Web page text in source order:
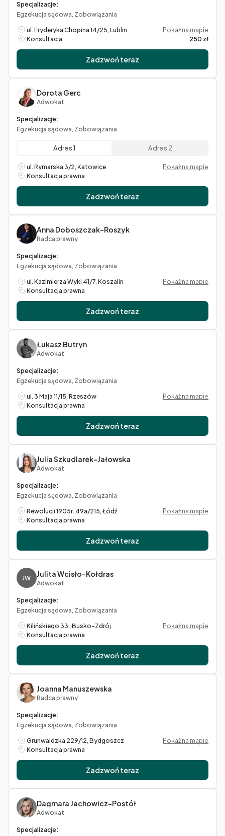
Specjalizacje:
Egzekucja sądowa, Zobowiązania
ul. Fryderyka Chopina 14/25, Lublin
Pokaż na mapie
Konsultacja
250 zł
Zadzwoń teraz
Dorota Gerc
Adwokat
Specjalizacje:
Egzekucja sądowa, Zobowiązania
Adres 1 Adres 2
ul. Rymarska 3/2, Katowice
Pokaż na mapie
Konsultacja prawna
Zadzwoń teraz
Anna Doboszczak-Roszyk
Radca prawny
Specjalizacje:
Egzekucja sądowa, Zobowiązania
ul. Kazimierza Wyki 41/7, Koszalin
Pokaż na mapie
Konsultacja prawna
Zadzwoń teraz
Łukasz Butryn
Adwokat
Specjalizacje:
Egzekucja sądowa, Zobowiązania
ul. 3 Maja 11/15, Rzeszów
Pokaż na mapie
Konsultacja prawna
Zadzwoń teraz
Julia Szkudlarek-Jałowska
Adwokat
Specjalizacje:
Egzekucja sądowa, Zobowiązania
Rewolucji 1905r. 49a/215, Łódź
Pokaż na mapie
Konsultacja prawna
Zadzwoń teraz
JW Julita Wcisło-Kołdras
Adwokat
Specjalizacje:
Egzekucja sądowa, Zobowiązania
Kilińskiego 33 , Busko-Zdrój
Pokaż na mapie
Konsultacja prawna
Zadzwoń teraz
Joanna Manuszewska
Radca prawny
Specjalizacje:
Egzekucja sądowa, Zobowiązania
Grunwaldzka 229/12, Bydgoszcz
Pokaż na mapie
Konsultacja prawna
Zadzwoń teraz
Dagmara Jachowicz-Postół
Adwokat
Specjalizacje: